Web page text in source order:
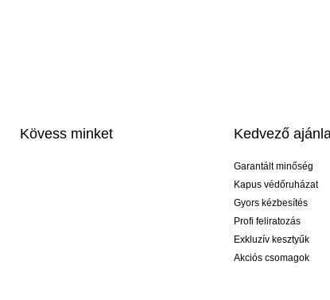
Kövess minket Kedvező
Garantált minőség
Kapus védőruházat
Gyors kézbesítés
Profi feliratozás
Exkluzív kesztyűk
Akciós csomagok